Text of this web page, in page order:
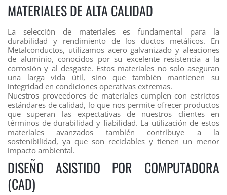
MATERIALES DE ALTA CALIDAD
La selección de materiales es fundamental para la
durabilidad y rendimiento de los ductos metálicos. En
Metalconductos, utilizamos acero galvanizado y aleaciones
de aluminio, conocidos por su excelente resistencia a la
corrosión y al desgaste. Estos materiales no solo aseguran
una larga vida útil, sino que también mantienen su
integridad en condiciones operativas extremas.
Nuestros proveedores de materiales cumplen con estrictos
estándares de calidad, lo que nos permite ofrecer productos
que superan las expectativas de nuestros clientes en
términos de durabilidad y fiabilidad. La utilización de estos
materiales avanzados también contribuye a la
sostenibilidad, ya que son reciclables y tienen un menor
impacto ambiental.
DISEÑO ASISTIDO POR COMPUTADORA
(CAD)